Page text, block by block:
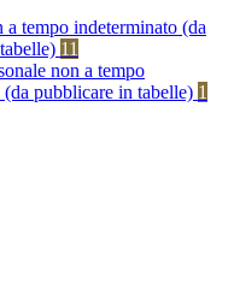
a tempo indeterminato (da
11
non a tempo
pubblicare in tabelle) 1